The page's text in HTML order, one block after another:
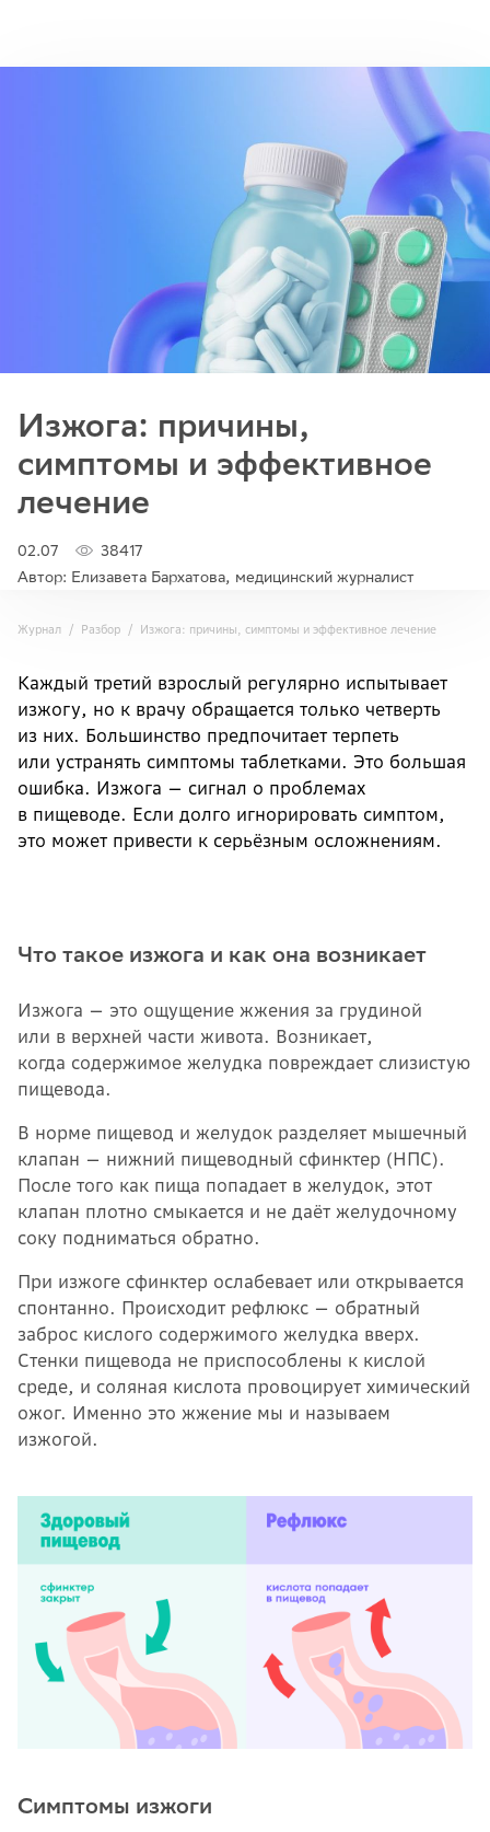
Изжога: причины,
симптомы и эффективное
лечение
02.07
38417
Автор: Елизавета Бархатова, медицинский журналист
Журнал Разбор Изжога: причины, симптомы и эффективное лечение
Каждый третий взрослый регулярно испытывает
изжогу, но к врачу обращается только четверть
из них. Большинство предпочитает терпеть
или устранять симптомы таблетками. Это большая
ошибка. Изжога — сигнал о проблемах
в пищеводе. Если долго игнорировать симптом,
это может привести к серьёзным осложнениям.
Что такое изжога и как она возникает
Изжога — это ощущение жжения за грудиной
или в верхней части живота. Возникает,
когда содержимое желудка повреждает слизистую
пищевода.
В норме пищевод и желудок разделяет мышечный
клапан — нижний пищеводный сфинктер (НПС).
После того как пища попадает в желудок, этот
клапан плотно смыкается и не даёт желудочному
соку подниматься обратно.
При изжоге сфинктер ослабевает или открывается
спонтанно. Происходит рефлюкс — обратный
заброс кислого содержимого желудка вверх.
Стенки пищевода не приспособлены к кислой
среде, и соляная кислота провоцирует химический
ожог. Именно это жжение мы и называем
изжогой.
Симптомы изжоги